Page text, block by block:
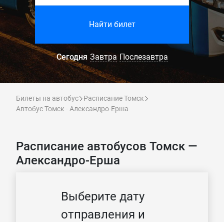
Найти билет
Сегодня Завтра Послезавтра
Билеты на автобус
Расписание Томск
Автобус Томск - Александро-Ерша
Расписание автобусов Томск —
Александро-Ерша
Выберите дату
отправления и